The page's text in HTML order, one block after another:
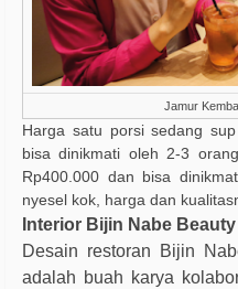
Jamur
Harga satu porsi sedang
bisa dinikmati oleh 2-3
Rp400.000 dan bisa
nyesel kok, harga dan
Interior Bijin Nabe
Desain restoran Bijin
adalah buah karya